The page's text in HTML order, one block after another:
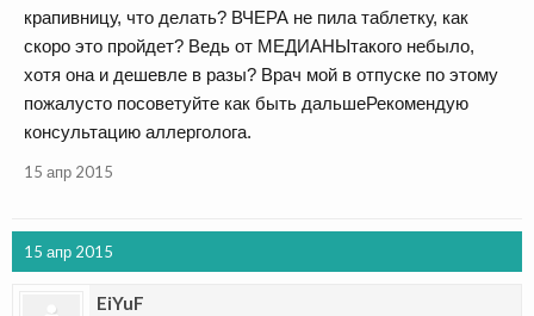
крапивницу, что делать? ВЧЕРА не пила таблетку, как
скоро это пройдет? Ведь от МЕДИАНЫтакого небыло,
хотя она и дешевле в разы? Врач мой в отпуске по этому
пожалусто посоветуйте как быть дальшеРекомендую
консультацию аллерголога.
15 апр 2015
15 апр 2015
EiYuF